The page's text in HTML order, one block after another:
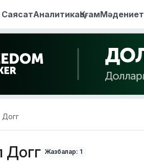
СаясатАналитикаҚоғамМәдениет
Догг
Догг Жазбалар: 1